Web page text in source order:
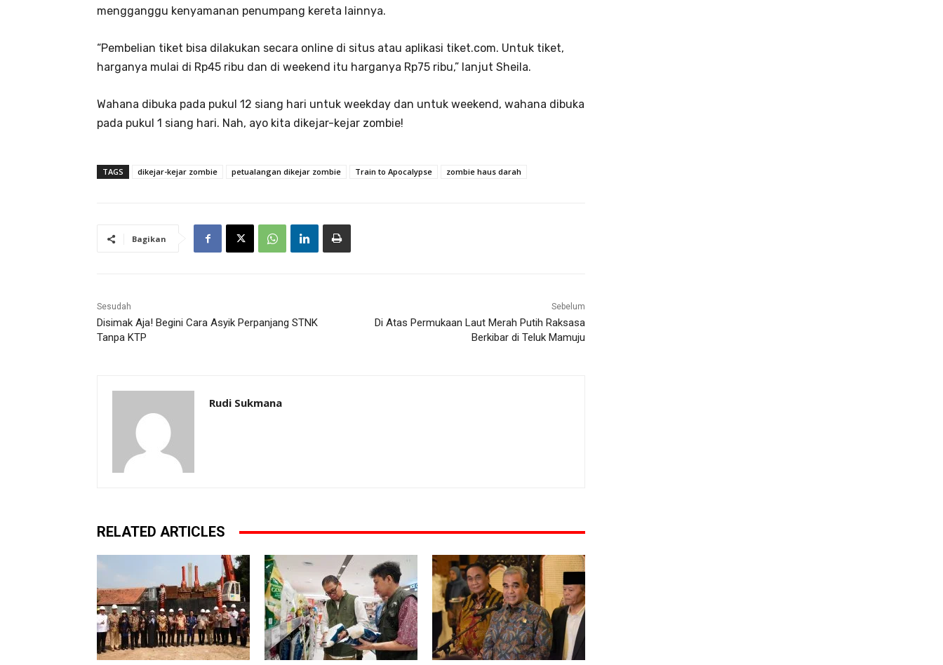
mengganggu kenyamanan penumpang kereta lainnya.
“Pembelian tiket bisa dilakukan secara online di situs atau aplikasi tiket.com. Untuk tiket,
harganya mulai di Rp45 ribu dan di weekend itu harganya Rp75 ribu,” lanjut Sheila.
Wahana dibuka pada pukul 12 siang hari untuk weekday dan untuk weekend, wahana dibuka
pada pukul 1 siang hari. Nah, ayo kita dikejar-kejar zombie!
TAGS dikejar-kejar zombie petualangan dikejar zombie Train to Apocalypse zombie haus darah
Bagikan
Sesudah
Disimak Aja! Begini Cara Asyik Perpanjang STNK
Tanpa KTP
Sebelum
Di Atas Permukaan Laut Merah Putih Raksasa
Berkibar di Teluk Mamuju
Rudi Sukmana
RELATED ARTICLES